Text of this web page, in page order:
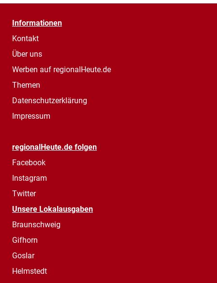
Informationen
Kontakt
Über uns
Werben auf regionalHeute.de
Themen
Datenschutzerklärung
Impressum
regionalHeute.de folgen
Facebook
Instagram
Twitter
Unsere Lokalausgaben
Braunschweig
Gifhorn
Goslar
Helmstedt